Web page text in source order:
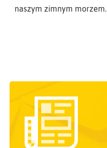
naszym zimnym morzem.